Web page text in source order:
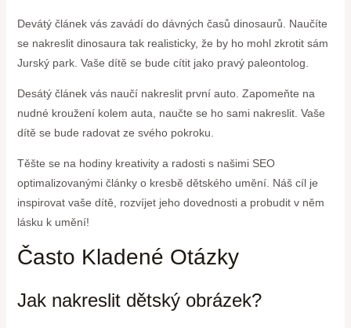
Devátý článek vás zavádí do dávných časů dinosaurů. Naučíte
se nakreslit dinosaura tak realisticky, že by ho mohl zkrotit sám
Jurský park. Vaše dítě se bude cítit jako pravý paleontolog.
Desátý článek vás naučí nakreslit první auto. Zapomeňte na
nudné kroužení kolem auta, naučte se ho sami nakreslit. Vaše
dítě se bude radovat ze svého pokroku.
Těšte se na hodiny kreativity a radosti s našimi SEO
optimalizovanými články o kresbě dětského umění. Náš cíl je
inspirovat vaše dítě, rozvíjet jeho dovednosti a probudit v něm
lásku k umění!
Často Kladené Otázky
Jak nakreslit dětský obrázek?